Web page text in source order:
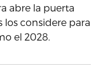
abre la puerta
los considere para
el 2028.